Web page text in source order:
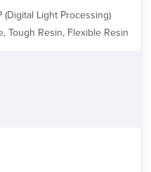
(Digital Light Processing)
Tough Resin, Flexible Resin